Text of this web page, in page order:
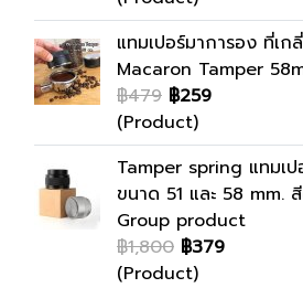
แทมเปอร์มาการอง ที่เ
Macaron Tamper
฿479 ฿259
(Product)
Tamper spring แทมเป
ขนาด 51 และ 58 mm.
Group product
฿1,800 ฿379
(Product)